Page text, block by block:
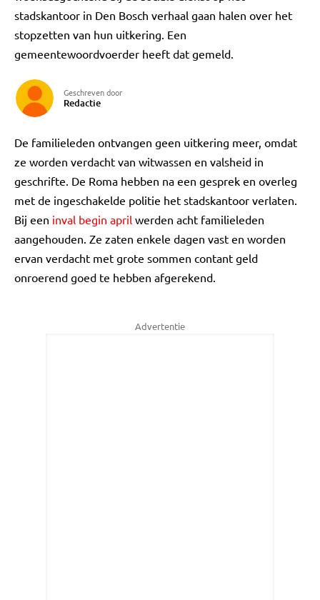
stadskantoor in Den Bosch verhaal gaan halen over het
stopzetten van hun uitkering. Een
gemeentewoordvoerder heeft dat gemeld.
Geschreven door
Redactie
De familieleden ontvangen geen uitkering meer, omdat
ze worden verdacht van witwassen en valsheid in
geschrifte. De Roma hebben na een gesprek en overleg
met de ingeschakelde politie het stadskantoor verlaten.
Bij een inval begin april werden acht familieleden
aangehouden. Ze zaten enkele dagen vast en worden
ervan verdacht met grote sommen contant geld
onroerend goed te hebben afgerekend.
Advertentie